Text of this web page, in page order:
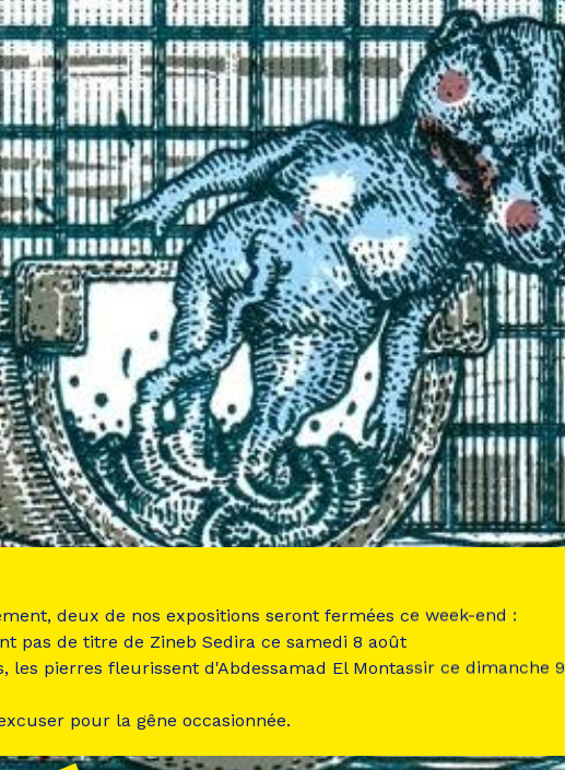
deux de nos expositions seront fermées ce week-end :
pas de titre de Zineb Sedira ce samedi 8 août
les pierres fleurissent d'Abdessamad El Montassir ce dimanche 9
pour la gêne occasionnée.